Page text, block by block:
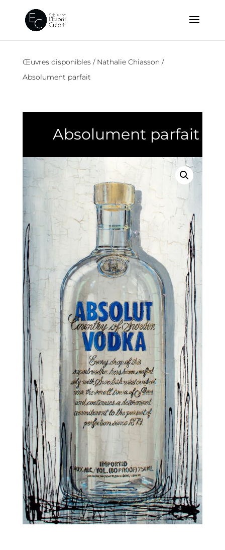
Œuvres disponibles/ Nathalie Chiasson /
Absolument parfait
Absolument parfait